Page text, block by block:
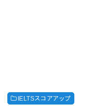
IELTSスコアアップ